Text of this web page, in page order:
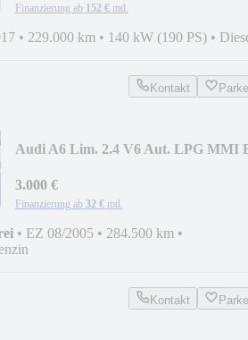
Finanzierung ab 152 € mtl.
• 229.000 km • 140 kW (190 PS) •
Kontakt
Audi A6 Lim. 2.4 V6 Aut. LPG MMI
3.000 €
Finanzierung ab 32 € mtl.
• EZ 08/2005 • 284.500 km •
Kontakt